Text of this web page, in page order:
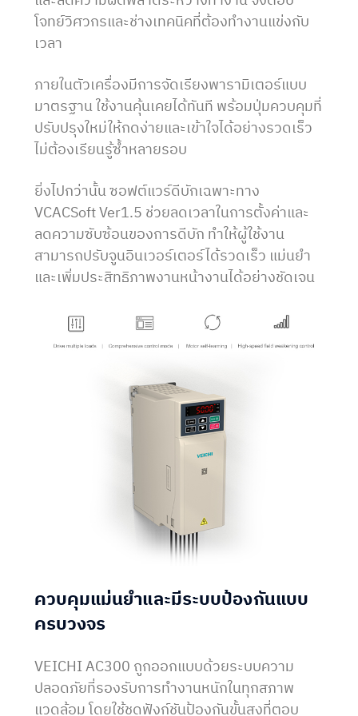
โจทย์วิศวกรและช่างเทคนิคที่ต้องทำงานแข่งกับ
เวลา
ภายในตัวเครื่องมีการจัดเรียงพารามิเตอร์แบบ
มาตรฐาน ใช้งานคุ้นเคยได้ทันที พร้อมปุ่มควบคุมที่
ปรับปรุงใหม่ให้กดง่ายและเข้าใจได้อย่างรวดเร็ว
ไม่ต้องเรียนรู้ซ้ำหลายรอบ
ยิ่งไปกว่านั้น ซอฟต์แวร์ดีบักเฉพาะทาง
VCACSoft Ver1.5 ช่วยลดเวลาในการตั้งค่าและ
ลดความซับซ้อนของการดีบัก ทำให้ผู้ใช้งาน
สามารถปรับจูนอินเวอร์เตอร์ได้รวดเร็ว แม่นยำ
และเพิ่มประสิทธิภาพงานหน้างานได้อย่างชัดเจน
ควบคุมแม่นยำและมีระบบป้องกันแบบ
ครบวงจร
VEICHI AC300 ถูกออกแบบด้วยระบบความ
ปลอดภัยที่รองรับการทำงานหนักในทุกสภาพ
แวดล้อม โดยใช้ชุดฟังก์ชันป้องกันขั้นสูงที่ตอบ